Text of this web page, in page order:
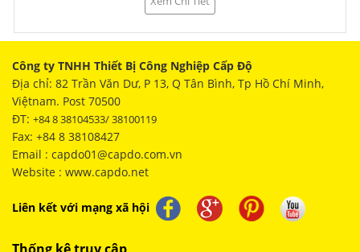
Công ty TNHH Thiết Bị Công Nghiệp Cấp Độ
Địa chỉ: 82 Trần Văn Dư, P 13, Q Tân Bình, Tp Hồ Chí Minh,
Việtnam. Post 70500
ĐT: +84 8 38104533/ 38100119
Fax: +84 8 38108427
Email : capdo01@capdo.com.vn
Website : www.capdo.net
Liên kết với mạng xã hội